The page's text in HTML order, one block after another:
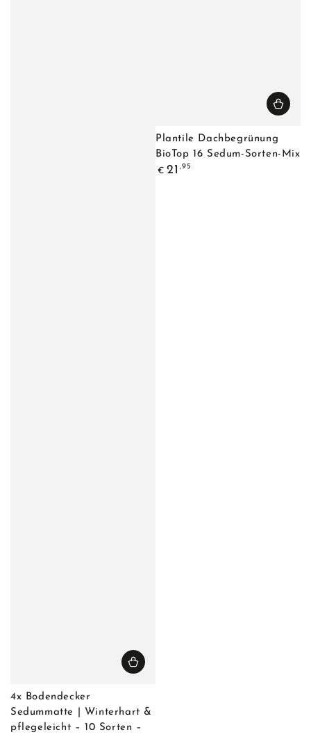
4x Bodendecker
Sedummatte | Winterhart &
pflegeleicht – 10 Sorten –
Plantile Dachbegrünung
BioTop 16 Sedum-Sorten-Mix
Regulärer
€ 21 ,95